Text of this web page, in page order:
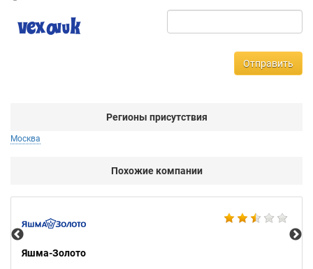
Отправить
Регионы присутствия
Москва
Похожие компании
Яшма-Золото